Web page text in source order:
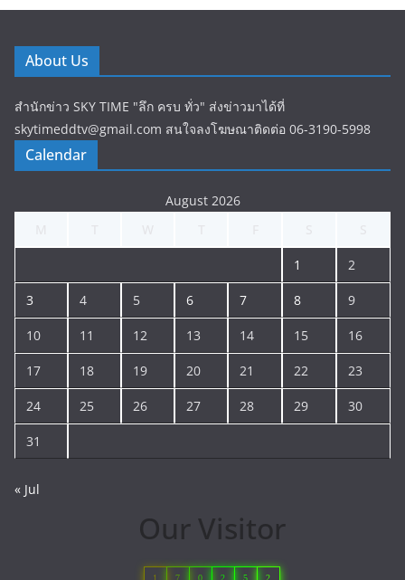
About Us
สำนักข่าว SKY TIME "ลึก ครบ ทั่ว" ส่งข่าวมาได้ที่
skytimeddtv@gmail.com สนใจลงโฆษณาติดต่อ 06-3190-5998
Calendar
August 2026
1 2
3 4 5 6 7 8 9
10 11 12 13 14 15 16
17 18 19 20 21 22 23
24 25 26 27 28 29 30
31
« Jul
Our Visitor